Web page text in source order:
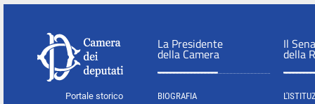
Portale storico
La Presidente
della Camera
BIOGRAFIA
Il
della